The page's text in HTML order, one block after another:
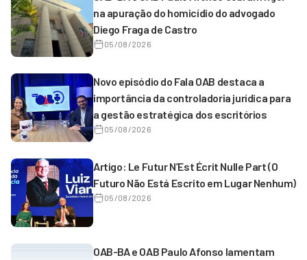
na apuração do homicídio do advogado
Diego Fraga de Castro
05/08/2026
Novo episódio do Fala OAB destaca a
importância da controladoria jurídica para
a gestão estratégica dos escritórios
05/08/2026
Artigo: Le Futur N’Est Écrit Nulle Part (O
Futuro Não Está Escrito em Lugar Nenhum)
05/08/2026
OAB-BA e OAB Paulo Afonso lamentam